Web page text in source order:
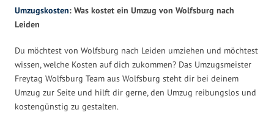
Umzugskosten: Was kostet ein Umzug von Wolfsburg nach
Leiden
Du möchtest von Wolfsburg nach Leiden umziehen und möchtest
wissen, welche Kosten auf dich zukommen? Das Umzugsmeister
Freytag Wolfsburg Team aus Wolfsburg steht dir bei deinem
Umzug zur Seite und hilft dir gerne, den Umzug reibungslos und
kostengünstig zu gestalten.